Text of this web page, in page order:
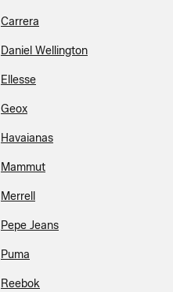
Carrera
Daniel Wellington
Ellesse
Geox
Havaianas
Mammut
Merrell
Pepe Jeans
Puma
Reebok